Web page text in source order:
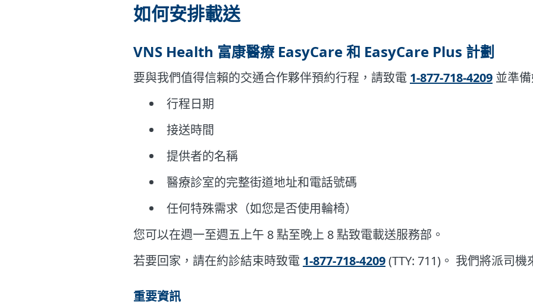
如何安排載送
VNS Health 富康醫療 EasyCare 和 EasyCare Plus 計劃
要與我們值得信賴的交通合作夥伴預約行程，請致電 1-877-718-4209 並準
行程日期
接送時間
提供者的名稱
醫療診室的完整街道地址和電話號碼
任何特殊需求（如您是否使用輪椅）
您可以在週一至週五上午 8 點至晚上 8 點致電載送服務部。
若要回家，請在約診結束時致電 1-877-718-4209(TTY: 711)。 我們將派司機
重要資訊